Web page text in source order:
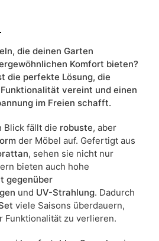
die deinen Garten
Komfort bieten?
die perfekte Lösung, die
vereint und einen
im Freien schafft.
Blick fällt die robuste, aber
der Möbel auf. Gefertigt aus
, sehen sie nicht nur
bieten auch hohe
gegenüber
und UV-Strahlung. Dadurch
viele Saisons überdauern,
Funktionalität zu verlieren.